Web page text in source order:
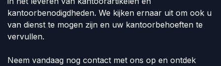
kantoorbenodigdheden. We kijken ernaar uit om ook u
van dienst te mogen zijn en uw kantoorbehoeften te
vervullen.
Neem vandaag nog contact met ons op en ontdek